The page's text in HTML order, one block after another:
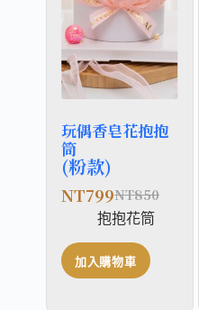
玩偶香皂花抱抱
筒
(粉款)
NT850
NT799
抱抱花筒
加入購物車